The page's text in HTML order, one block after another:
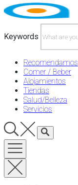
Skip
to
Keywords
Recomendamos
Comer / Beber
Alojamientos
Tiendas
Salud/Belleza
Servicios